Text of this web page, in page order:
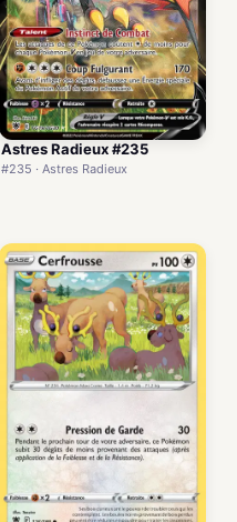
Astres Radieux #235
#235 · Astres Radieux